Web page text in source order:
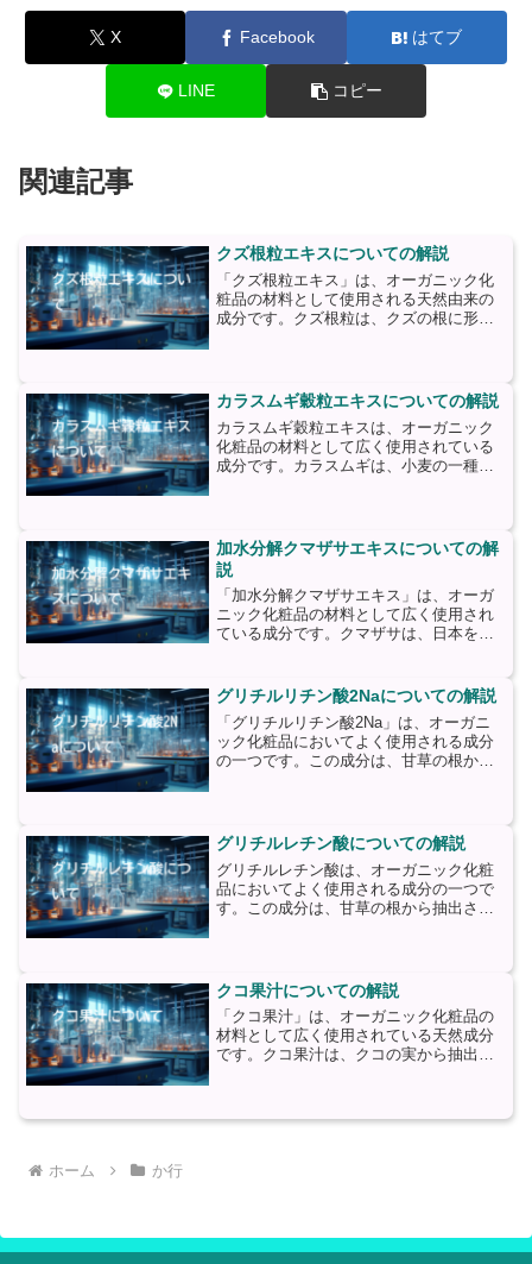
X Facebook はてブ
LINE コピー
関連記事
クズ根粒エキスについての解説
「クズ根粒エキス」は、オーガニック化
粧品の材料として使用される天然由来の
成分です。クズ根粒は、クズの根に形成
肌の健康と美しさをサポー...
カラスムギ穀粒エキスについての解説
カラスムギ穀粒エキスは、オーガニック
化粧品の材料として広く使用されている
成分です。カラスムギは、小麦の一種で
んでいます。カラスムギ穀...
加水分解クマザサエキスについての解
説
「加水分解クマザサエキス」は、オーガ
ニック化粧品の材料として広く使用され
ている成分です。クマザサは、日本を含
品に利用されます。加水分解クマザサエ
キスは、クマザサの葉を水や...
グリチルリチン酸2Naについての解説
「グリチルリチン酸2Na」は、オーガニ
ック化粧品においてよく使用される成分
の一つです。この成分は、甘草の根から
を鎮める効果がありま...
グリチルレチン酸についての解説
グリチルレチン酸は、オーガニック化粧
品においてよく使用される成分の一つで
す。この成分は、甘草の根から抽出され
ます。炎症は、肌の赤みや...
クコ果汁についての解説
「クコ果汁」は、オーガニック化粧品の
材料として広く使用されている天然成分
です。クコ果汁は、クコの実から抽出さ
ホーム か行